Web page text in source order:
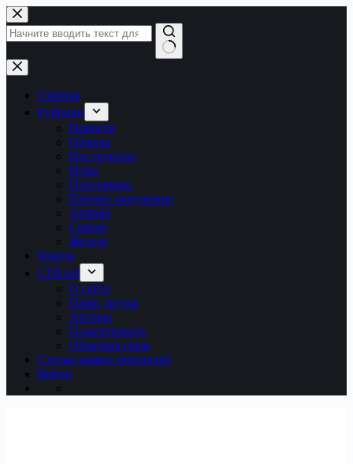
Перейти
к
сути
Ничего
не
найденоГлавная
Рубрики
Новости
Обзоры
Инструкции
Игры
Программы
Рабочее окружение
Android
Сервер
Железо
Форум
LTB.net
О сайте
Наши друзья
Авторы
Пожертвовать
Обратная связь
Статьи наших читателей
Войти